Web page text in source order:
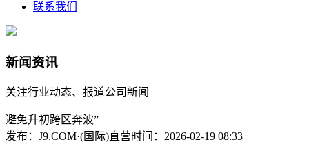
联系我们
新闻资讯
关注行业动态、报道公司新闻
避免升初跨区奔波”
发布：J9.COM·(国际)直营时间：2026-02-19 08:33